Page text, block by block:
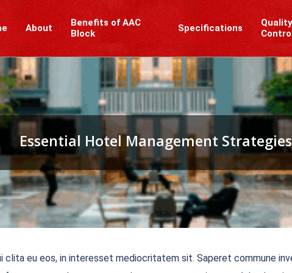
About
Benefits of AAC
Block
Specifications
Quality
Essential Hotel Management Strategies
eu eos, in interesset mediocritatem sit. Saperet commune